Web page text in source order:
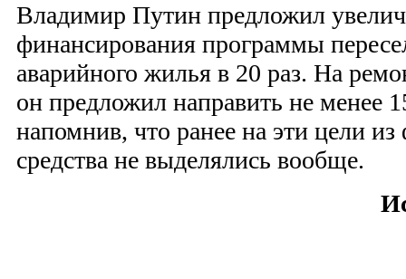
Владимир Путин предложил
финансирования программы
аварийного жилья в 20 раз. На
он предложил направить не менее
напомнив, что ранее на эти цели
средства не выделялись вообще.